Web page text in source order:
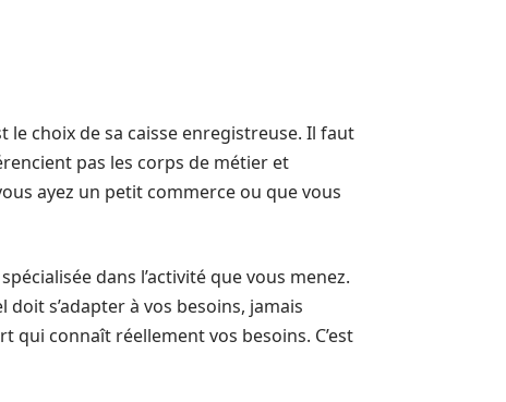
le choix de sa caisse enregistreuse. Il faut
pas les corps de métier et
ayez un petit commerce ou que vous
dans l’activité que vous menez.
s’adapter à vos besoins, jamais
qui connaît réellement vos besoins. C’est